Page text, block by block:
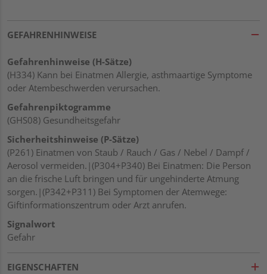
GEFAHRENHINWEISE
Gefahrenhinweise (H-Sätze)
(H334) Kann bei Einatmen Allergie, asthmaartige Symptome
oder Atembeschwerden verursachen.
Gefahrenpiktogramme
(GHS08) Gesundheitsgefahr
Sicherheitshinweise (P-Sätze)
(P261) Einatmen von Staub / Rauch / Gas / Nebel / Dampf /
Aerosol vermeiden.|(P304+P340) Bei Einatmen: Die Person
an die frische Luft bringen und für ungehinderte Atmung
sorgen.|(P342+P311) Bei Symptomen der Atemwege:
Giftinformationszentrum oder Arzt anrufen.
Signalwort
Gefahr
EIGENSCHAFTEN